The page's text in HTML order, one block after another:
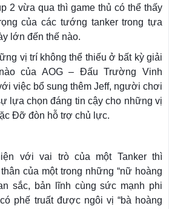
2 vừa qua thì game thủ có thể thấy
của các tướng tanker trong tựa
lớn đến thế nào.
vị trí không thể thiếu ở bất kỳ giải
của AOG – Đấu Trường Vinh
việc bổ sung thêm Jeff, người chơi
lựa chọn đáng tin cậy cho những vị
Đỡ đòn hỗ trợ chủ lực.
với vai trò của một Tanker thì
của một trong những “nữ hoàng
sắc, bản lĩnh cùng sức mạnh phi
phế truất được ngôi vị “bà hoàng